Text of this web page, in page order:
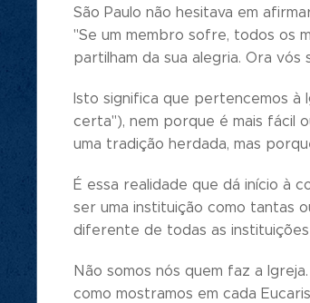
São Paulo não hesitava em
"Se um membro sofre, todos os
partilham da sua alegria. Ora vós
Isto significa que pertencemos à
certa"), nem porque é mais fácil
uma tradição herdada, mas
É essa realidade que dá início à
ser uma instituição como tantas
diferente de todas as
Não somos nós quem faz a
como mostramos em cada